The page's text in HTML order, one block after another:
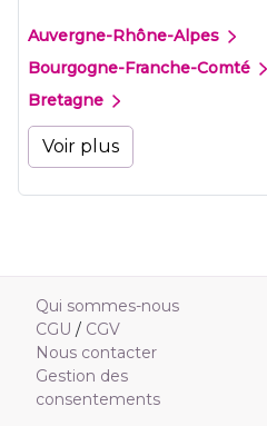
Auvergne-Rhône-Alpes
Bourgogne-Franche-Comté
Bretagne
Voir plus
Qui sommes-nous
CGU / CGV
Nous contacter
Gestion des
consentements